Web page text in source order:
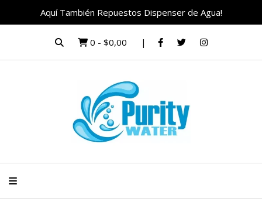
Aquí También Repuestos Dispenser de Agua!
0 - $0,00